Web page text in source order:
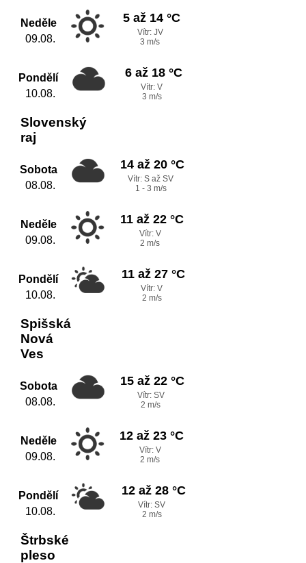
Neděle
09.08.
5 až 14 °C
Vítr: JV
3 m/s
Pondělí
10.08.
6 až 18 °C
Vítr: V
3 m/s
Slovenský
raj
Sobota
08.08.
14 až 20 °C
Vítr: S až SV
1 - 3 m/s
Neděle
09.08.
11 až 22 °C
Vítr: V
2 m/s
Pondělí
10.08.
11 až 27 °C
Vítr: V
2 m/s
Spišská
Nová
Ves
Sobota
08.08.
15 až 22 °C
Vítr: SV
2 m/s
Neděle
09.08.
12 až 23 °C
Vítr: V
2 m/s
Pondělí
10.08.
12 až 28 °C
Vítr: SV
2 m/s
Štrbské
pleso